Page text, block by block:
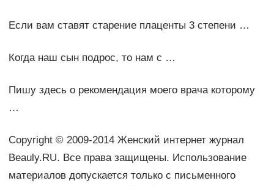
Если вам ставят старение плаценты 3 степени …
Когда наш сын подрос, то нам с …
Пишу здесь о рекомендация моего врача которому
…
Copyright © 2009-2014 Женский интернет журнал
Beauly.RU. Все права защищены. Использование
материалов допускается только с письменного